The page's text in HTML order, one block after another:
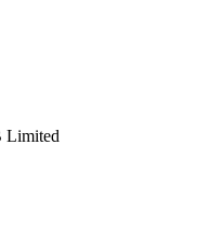
Limited